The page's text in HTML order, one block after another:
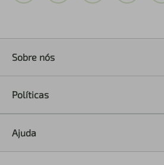
Sobre nós
Políticas
Ajuda